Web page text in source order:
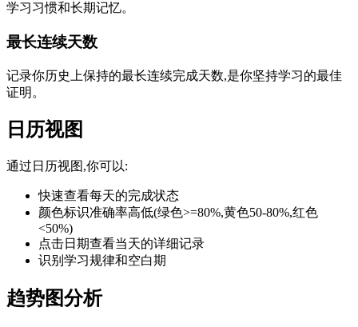
学习习惯和长期记忆。
最长连续天数
记录你历史上保持的最长连续完成天数,是你坚持学习的最佳
证明。
日历视图
通过日历视图,你可以:
快速查看每天的完成状态
颜色标识准确率高低(绿色>=80%,黄色50-80%,红色
<50%)
点击日期查看当天的详细记录
识别学习规律和空白期
趋势图分析